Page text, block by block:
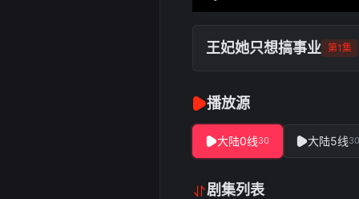
王妃她只想搞事业 第1集
播放源
大陆0线30 大陆5线30
剧集列表